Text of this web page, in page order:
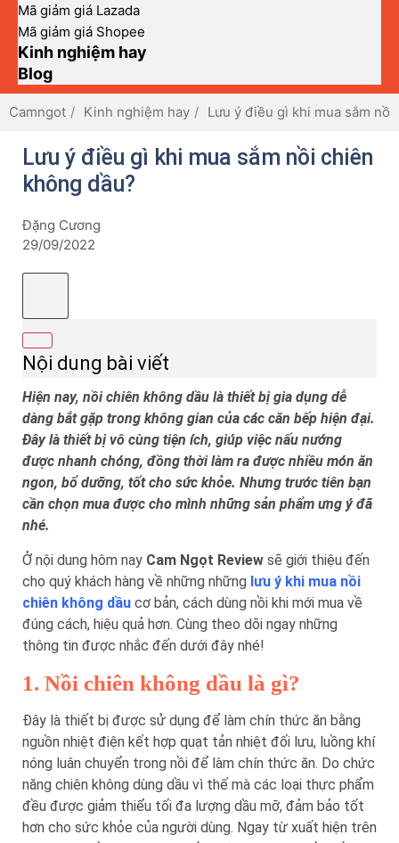
Mã giảm giá Lazada
Mã giảm giá Shopee
Kinh nghiệm hay
Blog
Camngot Kinh nghiệm hay Lưu ý điều gì khi mua sắm
Lưu ý điều gì khi mua sắm nồi chiên
không dầu?
Đặng Cương
29/09/2022
Nội dung bài viết
Hiện nay, nồi chiên không dầu là thiết bị gia dụng dễ
dàng bắt gặp trong không gian của các căn bếp hiện đại.
Đây là thiết bị vô cùng tiện ích, giúp việc nấu nướng
được nhanh chóng, đồng thời làm ra được nhiều món ăn
ngon, bổ dưỡng, tốt cho sức khỏe. Nhưng trước tiên bạn
cần chọn mua được cho mình những sản phẩm ưng ý đã
nhé.
Ở nội dung hôm nay Cam Ngọt Review sẽ giới thiệu đến
cho quý khách hàng về những những lưu ý khi mua nồi
chiên không dầu cơ bản, cách dùng nồi khi mới mua về
đúng cách, hiệu quả hơn. Cùng theo dõi ngay những
thông tin được nhắc đến dưới đây nhé!
1. Nồi chiên không dầu là gì?
Đây là thiết bị được sử dụng để làm chín thức ăn bằng
nguồn nhiệt điện kết hợp quạt tản nhiệt đối lưu, luồng khí
nóng luân chuyển trong nồi để làm chín thức ăn. Do chức
năng chiên không dùng dầu vì thế mà các loại thực phẩm
đều được giảm thiểu tối đa lượng dầu mỡ, đảm bảo tốt
hơn cho sức khỏe của người dùng. Ngay từ xuất hiện trên